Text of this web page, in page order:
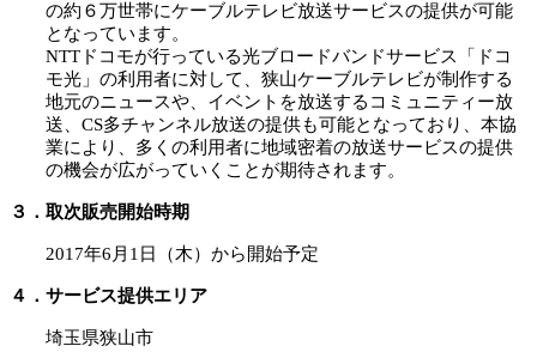
の約６万世帯にケーブルテレビ放送サービスの提供が可能
となっています。
NTTドコモが行っている光ブロードバンドサービス「ドコ
モ光」の利用者に対して、狭山ケーブルテレビが制作する
地元のニュースや、イベントを放送するコミュニティー放
送、CS多チャンネル放送の提供も可能となっており、本協
業により、多くの利用者に地域密着の放送サービスの提供
の機会が広がっていくことが期待されます。
３．取次販売開始時期
2017年6月1日（木）から開始予定
４．サービス提供エリア
埼玉県狭山市